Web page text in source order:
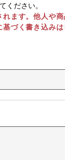
ください。
れます。他人や
づく書き込み